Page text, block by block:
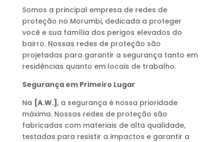
Somos a principal empresa de redes de
proteção no Morumbi, dedicada a proteger
você e sua família dos perigos elevados do
bairro. Nossas redes de proteção são
projetadas para garantir a segurança tanto em
residências quanto em locais de trabalho.
Segurança em Primeiro Lugar
Na [A.W.] , a segurança é nossa prioridade
máxima. Nossas redes de proteção são
fabricadas com materiais de alta qualidade,
testadas para resistir a impactos e garantir a